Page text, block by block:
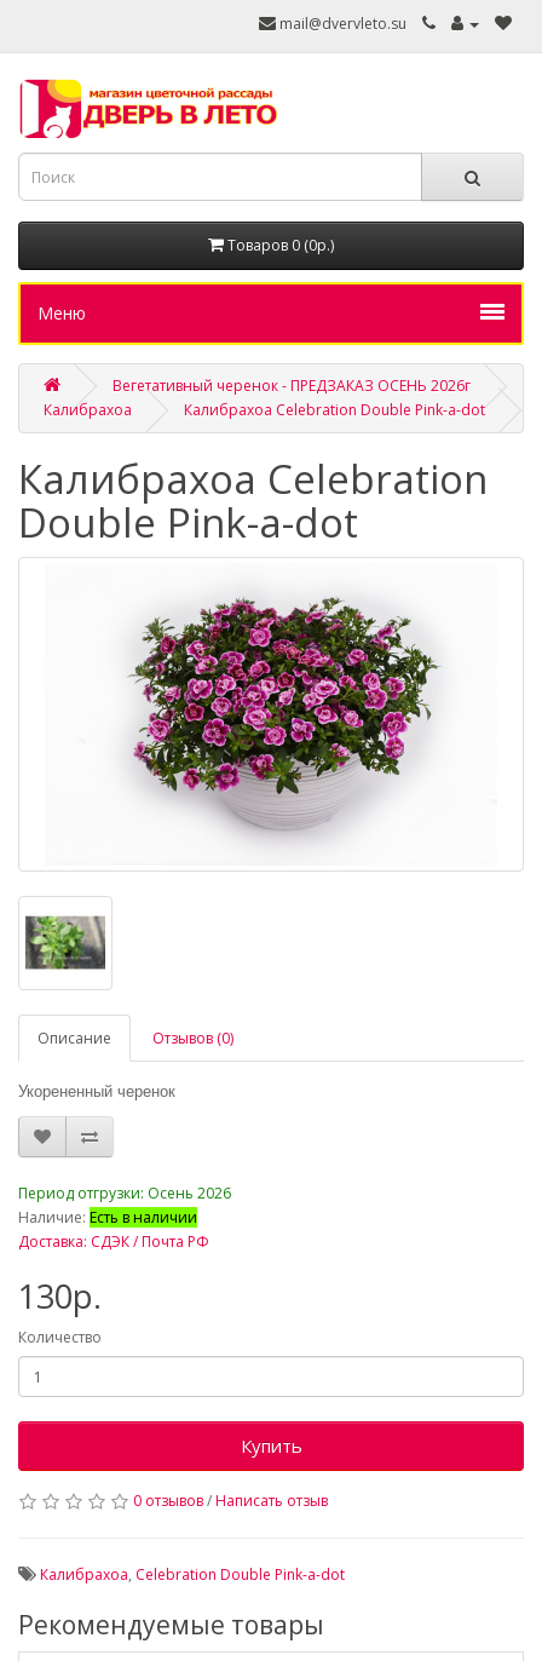
mail@dvervleto.su
Товаров 0 (0р.)
Меню
Вегетативный черенок - ПРЕДЗАКАЗ ОСЕНЬ 2026г
Калибрахоа
Калибрахоа Celebration Double Pink-a-dot
Калибрахоа Celebration
Double Pink-a-dot
Описание Отзывов (0)
Укорененный черенок
Период отгрузки: Осень 2026
Наличие: Есть в наличии
Доставка: СДЭК / Почта РФ
130р.
Количество
Купить
0 отзывов/Написать отзыв
Калибрахоа, Celebration Double Pink-a-dot
Рекомендуемые товары